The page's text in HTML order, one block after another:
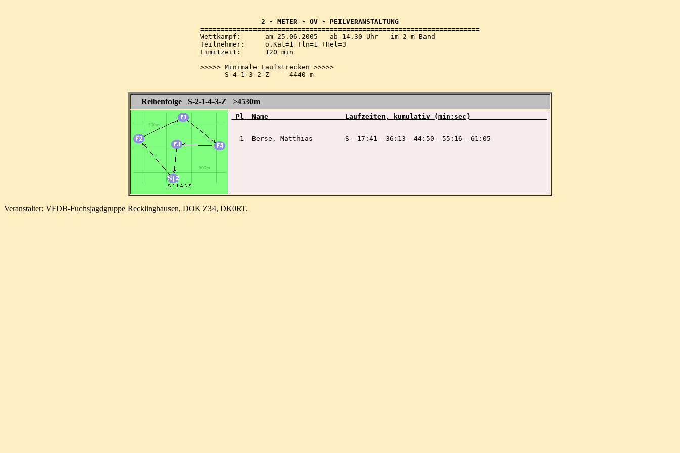
               2 - METER - OV - PEILVERANSTALTUNG
Wettkampf:  	am 25.06.2005   ab 14.30 Uhr   im 2-m-Band
Teilnehmer: 	o.Kat=1 Tln=1 +Hel=3
Limitzeit:  	120 min
>>>>> Minimale Laufstrecken >>>>>
      S-4-1-3-2-Z     4440 m
Reihenfolge S-2-1-4-3-Z >4530m
Pl  Name                   Laufzeiten, kumulativ (min:sec)
  1  Berse, Matthias        S--17:41--36:13--44:50--55:16--61:05
Veranstalter: VFDB-Fuchsjagdgruppe Recklinghausen, DOK Z34, DK0RT.